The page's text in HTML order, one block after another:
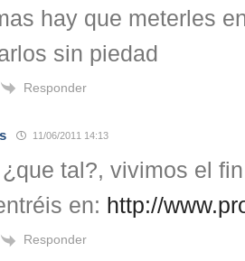
hay que meterles
sin piedad
Responder
11/06/2011 14:13
¿que tal?, vivimos el
en: http://
Responder